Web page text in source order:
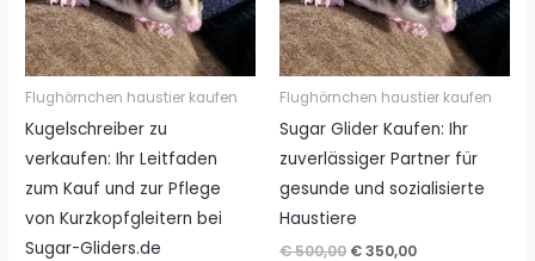
Flughörnchen haustier kaufen
Kugelschreiber zu
verkaufen: Ihr Leitfaden
zum Kauf und zur Pflege
von Kurzkopfgleitern bei
Sugar-Gliders.de
Flughörnchen haustier kaufen
Sugar Glider Kaufen: Ihr
zuverlässiger Partner für
gesunde und sozialisierte
Haustiere
€500,00 Ursprünglicher
€350,00Aktueller